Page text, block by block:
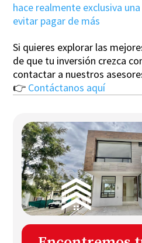
hace realmente exclusiva
evitar pagar de más
Si quieres explorar las
de que tu inversión crezca
contactar a nuestros
👉 Contáctanos aquí